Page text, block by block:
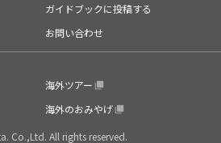
ガイドブックに投稿する
お問い合わせ
海外ツアー
海外のおみやげ
Co.,Ltd. All rights reserved.